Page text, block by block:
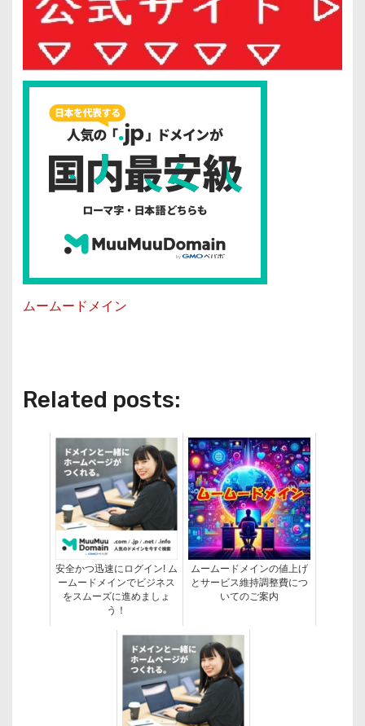
ムームードメイン
Related posts:
安全かつ迅速にログイン! ム
ームードメインでビジネス
をスムーズに進めましょ
う！
ムームードメインの値上げ
とサービス維持調整費につ
いてのご案内